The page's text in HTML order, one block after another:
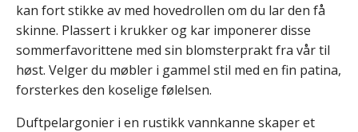
kan fort stikke av med hovedrollen om du lar den få
skinne. Plassert i krukker og kar imponerer disse
sommerfavorittene med sin blomsterprakt fra vår til
høst. Velger du møbler i gammel stil med en fin patina,
forsterkes den koselige følelsen.
Duftpelargonier i en rustikk vannkanne skaper et